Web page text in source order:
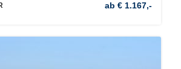
ab € 1.167,-